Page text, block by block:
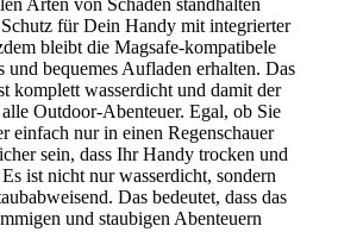
Arten von Schäden standhalten
für Dein Handy mit integrierter
bleibt die Magsafe-kompatibele
bequemes Aufladen erhalten. Das
komplett wasserdicht und damit der
Outdoor-Abenteuer. Egal, ob Sie
einfach nur in einen Regenschauer
sein, dass Ihr Handy trocken und
ist nicht nur wasserdicht, sondern
Das bedeutet, dass das
und staubigen Abenteuern